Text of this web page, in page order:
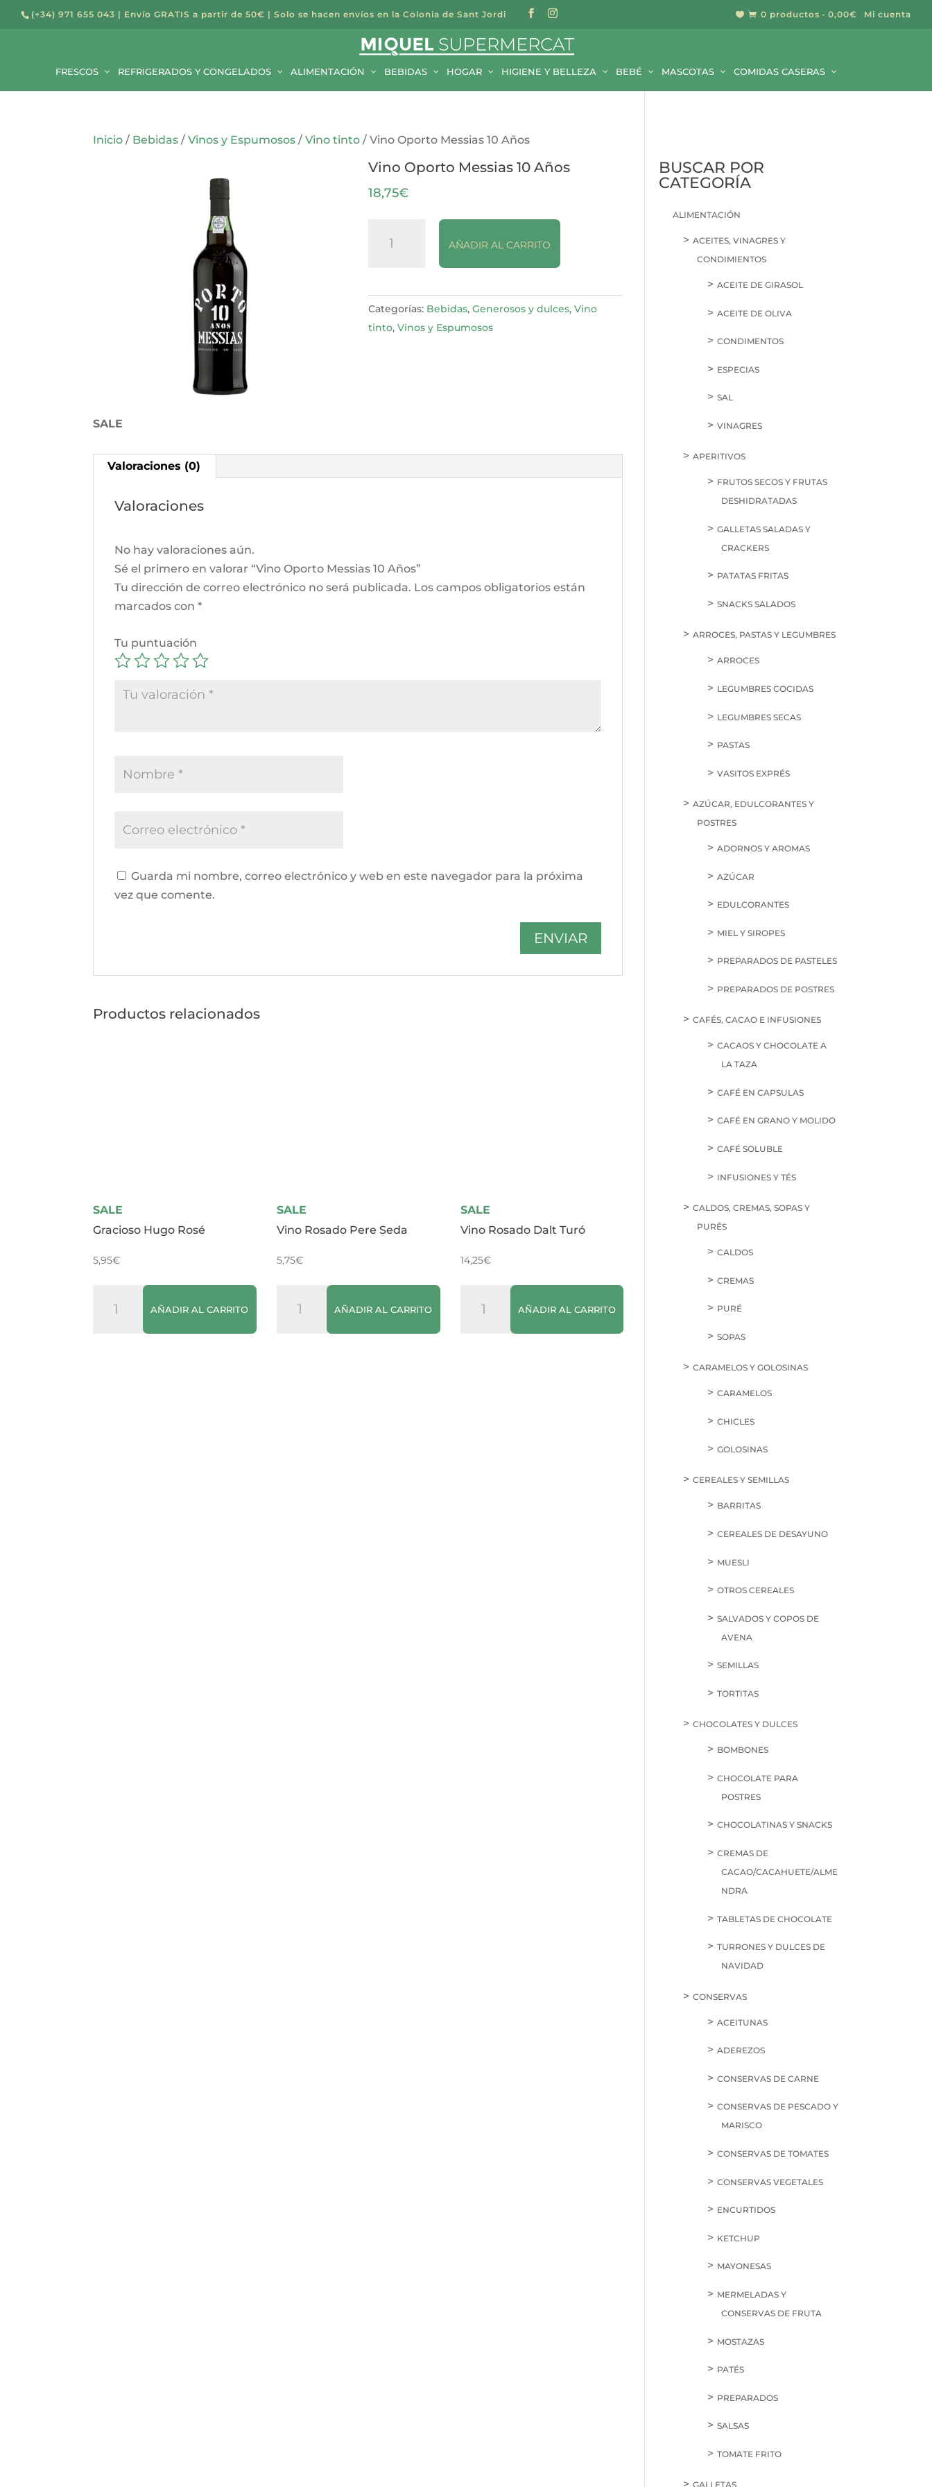
(+34) 971 655 043 | Envío GRATIS a partir de 50€ | Solo se hacen envíos en la Colonia de Sant Jordi Mi cuenta
  0 productos 0,00€
FRESCOS REFRIGERADOS Y CONGELADOS ALIMENTACIÓN BEBIDAS HOGAR HIGIENE Y BELLEZA BEBÉ MASCOTAS COMIDAS CASERAS
productos
Inicio / Bebidas /Vinos y Espumosos /Vino tinto / Vino Oporto Messias 10 Años
SALE
Vino Oporto Messias 10 Años
18,75€
Oporto
Años
cantidad
AÑADIR AL CARRITO
Categorías: Bebidas,Generosos y dulces,Vino
tinto,Vinos y Espumosos
Valoraciones (0)
Valoraciones
No hay valoraciones aún.
Sé el primero en valorar “Vino Oporto Messias 10 Años”
Tu dirección de correo electrónico no será publicada. Los campos obligatorios están
marcados con*
Tu puntuación
Guarda mi nombre, correo electrónico y web en este navegador para la próxima
vez que comente.
Productos relacionados
SALE
Gracioso Hugo Rosé
5,95€
Hugo
AÑADIR AL CARRITO
SALE
Vino Rosado Pere Seda
5,75€
Rosado
AÑADIR AL CARRITO
SALE
Vino Rosado Dalt Turó
14,25€
Rosado
AÑADIR AL CARRITO
BUSCAR POR
CATEGORÍA
ALIMENTACIÓN
ACEITES, VINAGRES Y
CONDIMIENTOS
ACEITE DE GIRASOL
ACEITE DE OLIVA
CONDIMENTOS
ESPECIAS
SAL
VINAGRES
APERITIVOS
FRUTOS SECOS Y FRUTAS
DESHIDRATADAS
GALLETAS SALADAS Y
CRACKERS
PATATAS FRITAS
SNACKS SALADOS
ARROCES, PASTAS Y LEGUMBRES
ARROCES
LEGUMBRES COCIDAS
LEGUMBRES SECAS
PASTAS
VASITOS EXPRÉS
AZÚCAR, EDULCORANTES Y
POSTRES
ADORNOS Y AROMAS
AZÚCAR
EDULCORANTES
MIEL Y SIROPES
PREPARADOS DE PASTELES
PREPARADOS DE POSTRES
CAFÉS, CACAO E INFUSIONES
CACAOS Y CHOCOLATE A
LA TAZA
CAFÉ EN CAPSULAS
CAFÉ EN GRANO Y MOLIDO
CAFÉ SOLUBLE
INFUSIONES Y TÉS
CALDOS, CREMAS, SOPAS Y
PURÉS
CALDOS
CREMAS
PURÉ
SOPAS
CARAMELOS Y GOLOSINAS
CARAMELOS
CHICLES
GOLOSINAS
CEREALES Y SEMILLAS
BARRITAS
CEREALES DE DESAYUNO
MUESLI
OTROS CEREALES
SALVADOS Y COPOS DE
AVENA
SEMILLAS
TORTITAS
CHOCOLATES Y DULCES
BOMBONES
CHOCOLATE PARA
POSTRES
CHOCOLATINAS Y SNACKS
CREMAS DE
CACAO/CACAHUETE/ALME
NDRA
TABLETAS DE CHOCOLATE
TURRONES Y DULCES DE
NAVIDAD
CONSERVAS
ACEITUNAS
ADEREZOS
CONSERVAS DE CARNE
CONSERVAS DE PESCADO Y
MARISCO
CONSERVAS DE TOMATES
CONSERVAS VEGETALES
ENCURTIDOS
KETCHUP
MAYONESAS
MERMELADAS Y
CONSERVAS DE FRUTA
MOSTAZAS
PATÉS
PREPARADOS
SALSAS
TOMATE FRITO
GALLETAS